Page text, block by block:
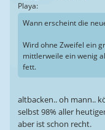
Playa:
Wann erscheint die
Wird ohne Zweifel ein
mittlerweile ein wenig
fett.
altbacken.. oh mann..
selbst 98% aller
aber ist schon recht.